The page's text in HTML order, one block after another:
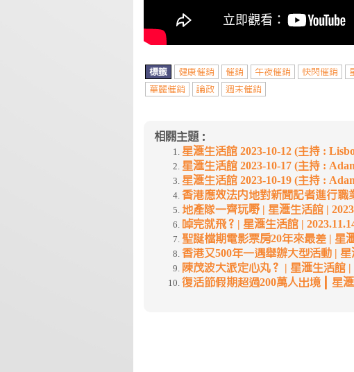
標籤 健康催銷 催銷 午夜催銷 快閃催銷
華麗催銷
論政 週末催銷
相關主題：
星滙生活館 2023-10-12 (主持 :
星滙生活館 2023-10-17 (主持 :
星滙生活館 2023-10-19 (主持 :
香港應效法內地對新聞記者進行職
地產隊一齊玩嘢 | 星滙生活館 |
啅完就飛？| 星滙生活館 |
聖誕檔期電影票房20年來最差 | 星
香港又500年一遇舉辦大型活動 | 星
陳茂波大派定心丸？ | 星滙生活館 |
復活節假期超過200萬人出境｜星